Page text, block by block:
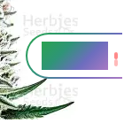
15 - 20 %
THC